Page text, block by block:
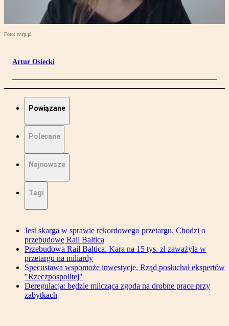
Foto: tv.rp.pl
Artur Osiecki
Powiązane
Polecane
Najnowsze
Tagi
Jest skarga w sprawie rekordowego przetargu. Chodzi o
przebudowę Rail Baltica
Przebudowa Rail Baltica. Kara na 15 tys. zł zaważyła w
przetargu na miliardy
Specustawa wspomoże inwestycje. Rząd posłuchał ekspertów
"Rzeczpospolitej"
Deregulacja: będzie milcząca zgoda na drobne prace przy
zabytkach